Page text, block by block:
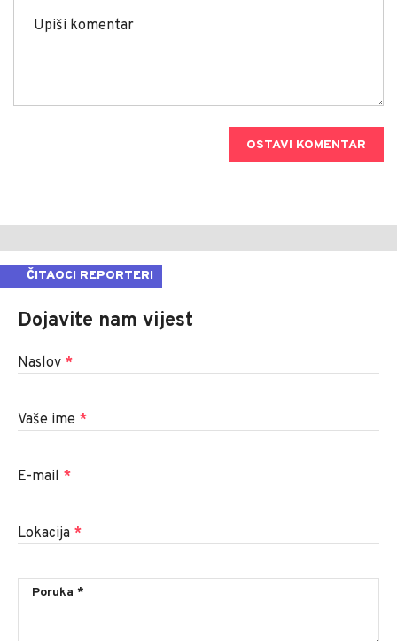
OSTAVI KOMENTAR
ČITAOCI REPORTERI
Dojavite nam vijest
Naslov *
Vaše ime *
E-mail *
Lokacija *